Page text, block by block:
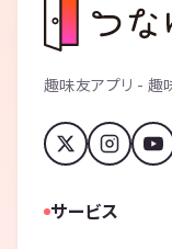
趣味友アプリ - 趣
サービス